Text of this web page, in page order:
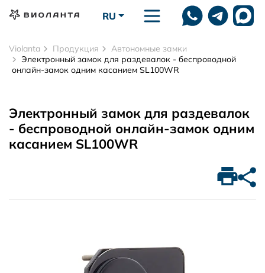
RU
Violanta Продукция
Автономные замки
Электронный замок для раздевалок - беспроводной
онлайн-замок одним касанием SL100WR
Электронный замок для раздевалок
- беспроводной онлайн-замок одним
касанием SL100WR